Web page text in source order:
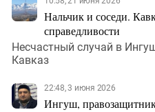
Нальчик и соседи.
справедливости
Несчастный случай в
Кавказ
22:48, 3 июня 2026
Ингуш,